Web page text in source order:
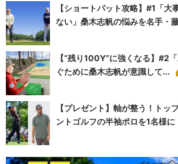
【ショートパット攻略】#1「大
ない」桑木志帆の悩みを名手・
【“残り100Y”に強くなる】#2
ぐために桑木志帆が意識して...
【プレゼント】軸が整う！トッ
ントゴルフの半袖ポロを1名様に